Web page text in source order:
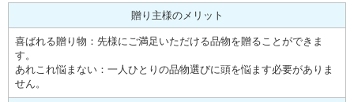
贈り主様のメリット
喜ばれる贈り物：先様にご満足いただける品物を贈ることができま
す。
あれこれ悩まない：一人ひとりの品物選びに頭を悩ます必要がありま
せん。